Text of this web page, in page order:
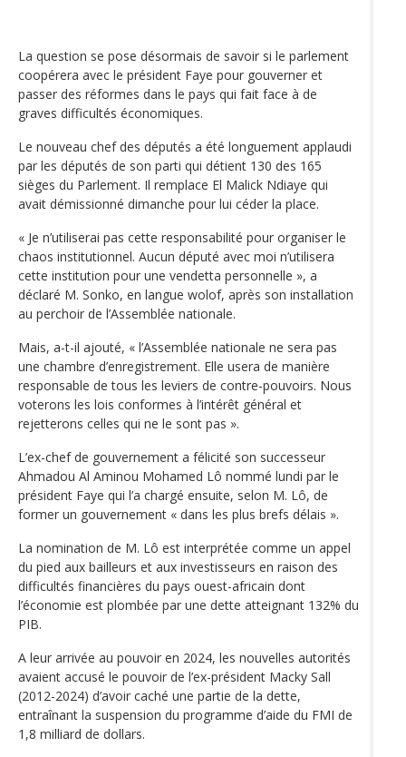
La question se pose désormais de savoir si le parlement
coopérera avec le président Faye pour gouverner et
passer des réformes dans le pays qui fait face à de
graves difficultés économiques.
Le nouveau chef des députés a été longuement applaudi
par les députés de son parti qui détient 130 des 165
sièges du Parlement. Il remplace El Malick Ndiaye qui
avait démissionné dimanche pour lui céder la place.
« Je n’utiliserai pas cette responsabilité pour organiser le
chaos institutionnel. Aucun député avec moi n’utilisera
cette institution pour une vendetta personnelle », a
déclaré M. Sonko, en langue wolof, après son installation
au perchoir de l’Assemblée nationale.
Mais, a-t-il ajouté, « l’Assemblée nationale ne sera pas
une chambre d’enregistrement. Elle usera de manière
responsable de tous les leviers de contre-pouvoirs. Nous
voterons les lois conformes à l’intérêt général et
rejetterons celles qui ne le sont pas ».
L’ex-chef de gouvernement a félicité son successeur
Ahmadou Al Aminou Mohamed Lô nommé lundi par le
président Faye qui l’a chargé ensuite, selon M. Lô, de
former un gouvernement « dans les plus brefs délais ».
La nomination de M. Lô est interprétée comme un appel
du pied aux bailleurs et aux investisseurs en raison des
difficultés financières du pays ouest-africain dont
l’économie est plombée par une dette atteignant 132% du
PIB.
A leur arrivée au pouvoir en 2024, les nouvelles autorités
avaient accusé le pouvoir de l’ex-président Macky Sall
(2012-2024) d’avoir caché une partie de la dette,
entraînant la suspension du programme d’aide du FMI de
1,8 milliard de dollars.